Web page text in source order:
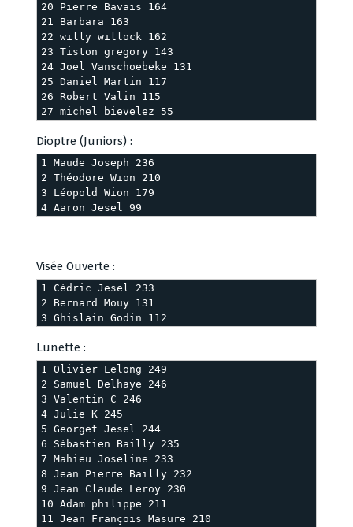
20 Pierre Bavais 164
21 Barbara 163
22 willy willock 162
23 Tiston gregory 143
24 Joel Vanschoebeke 131
25 Daniel Martin 117
26 Robert Valin 115
27 michel bievelez 55
Dioptre (Juniors) :
1 Maude Joseph 236
2 Théodore Wion 210
3 Léopold Wion 179
4 Aaron Jesel 99
Visée Ouverte :
1 Cédric Jesel 233
2 Bernard Mouy 131
3 Ghislain Godin 112
Lunette :
1 Olivier Lelong 249
2 Samuel Delhaye 246
3 Valentin C 246
4 Julie K 245
5 Georget Jesel 244
6 Sébastien Bailly 235
7 Mahieu Joseline 233
8 Jean Pierre Bailly 232
9 Jean Claude Leroy 230
10 Adam philippe 211
11 Jean François Masure 210